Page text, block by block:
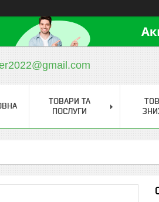
ТОВАРИ ТА
ПОСЛУГИ